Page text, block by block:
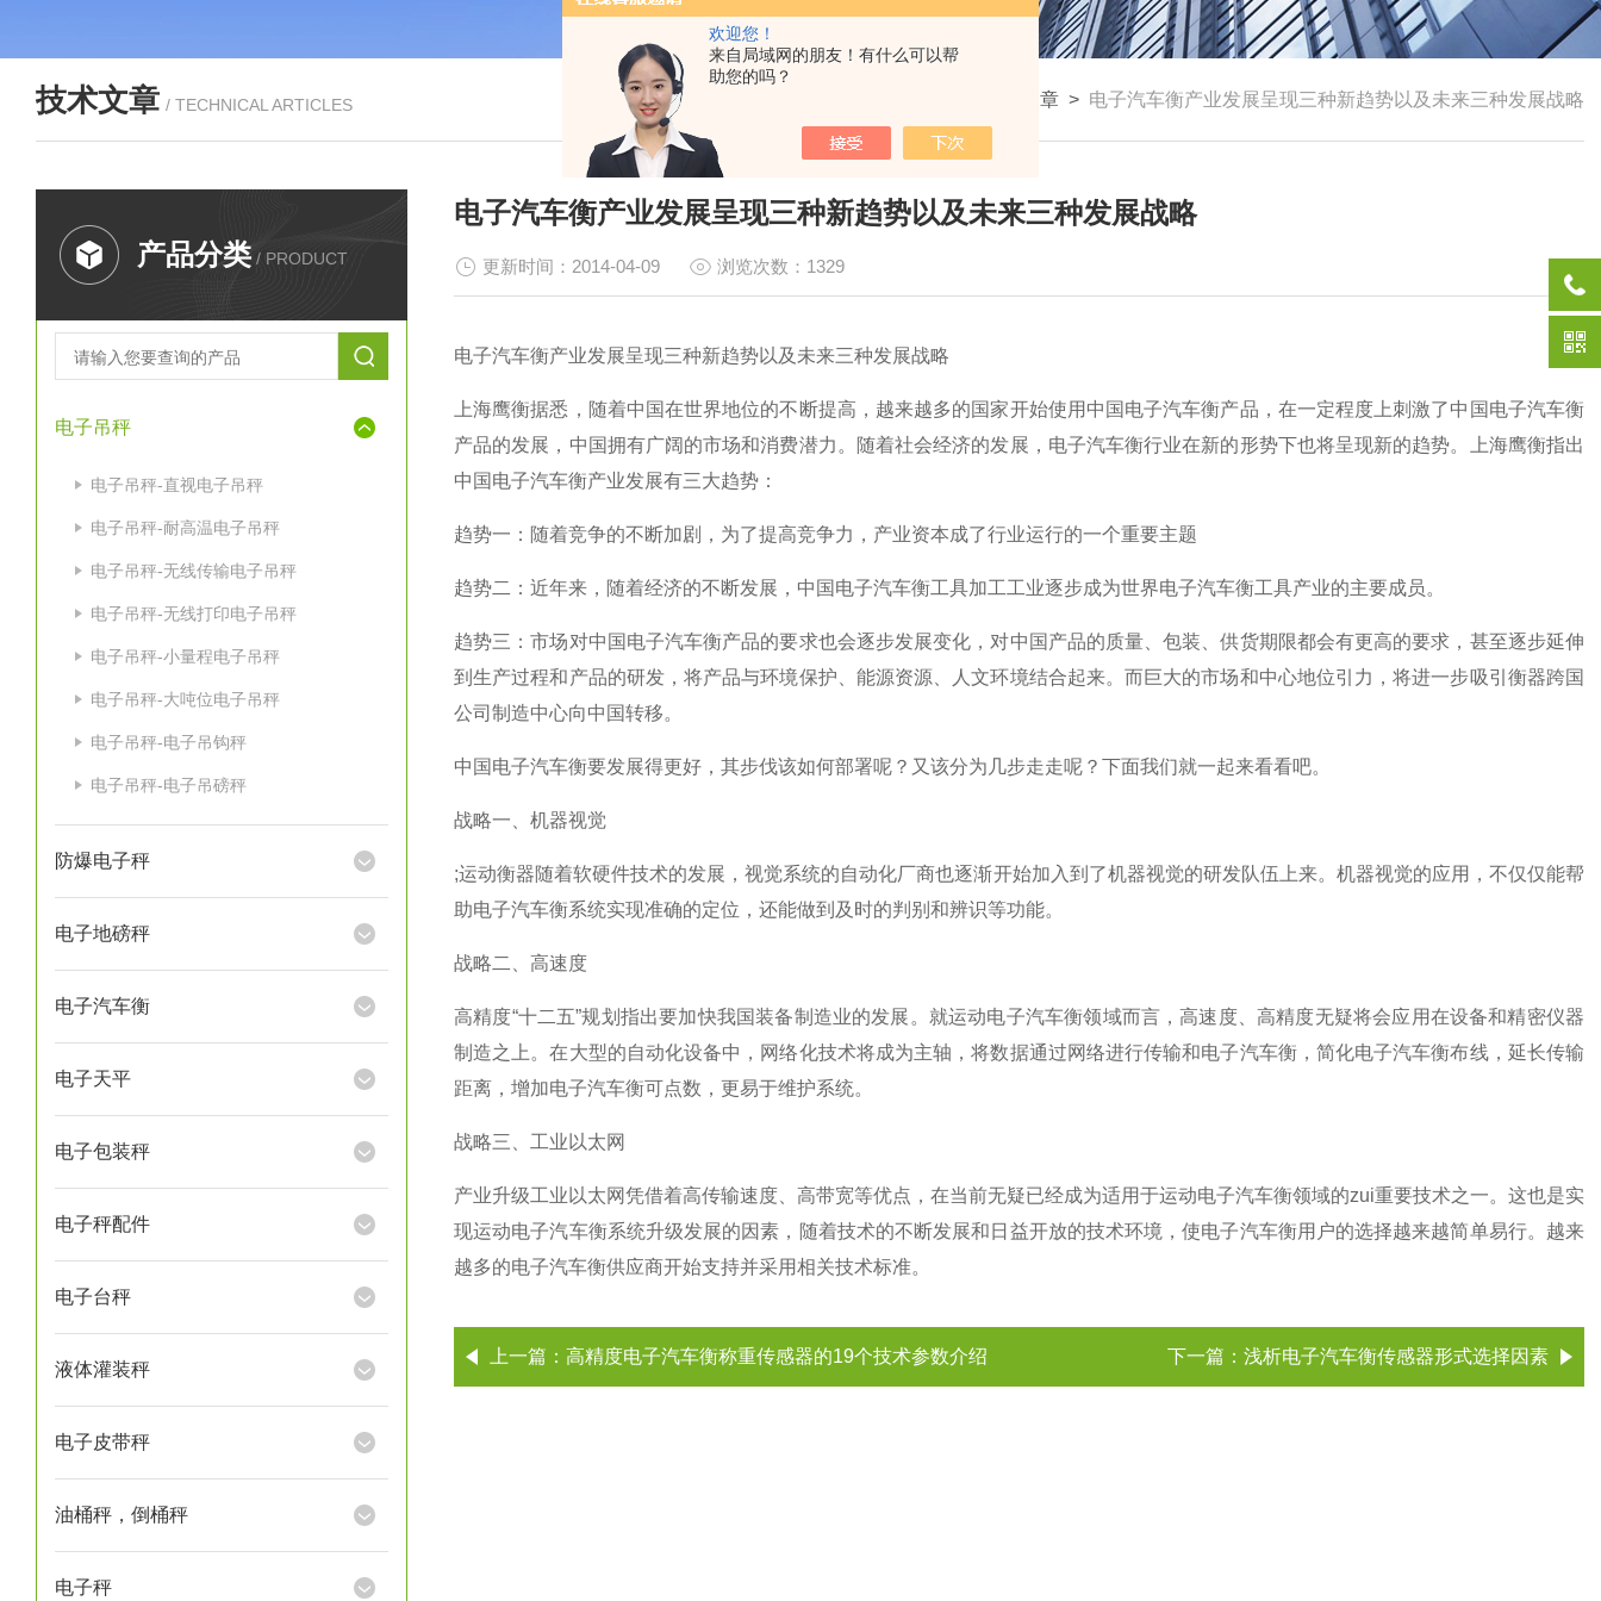
欢迎您！
来自局域网的朋友！有什么可以帮
助您的吗？
技术文章 / TECHNICAL ARTICLES 技术文章 > 电子汽车衡产业发展呈现三种新趋势以及未来三种发展战略
产品分类 / PRODUCT
电子吊秤
电子吊秤-直视电子吊秤
电子吊秤-耐高温电子吊秤
电子吊秤-无线传输电子吊秤
电子吊秤-无线打印电子吊秤
电子吊秤-小量程电子吊秤
电子吊秤-大吨位电子吊秤
电子吊秤-电子吊钩秤
电子吊秤-电子吊磅秤
防爆电子秤
电子地磅秤
电子汽车衡
电子天平
电子包装秤
电子秤配件
电子台秤
液体灌装秤
电子皮带秤
油桶秤，倒桶秤
电子秤
电子汽车衡产业发展呈现三种新趋势以及未来三种发展战略
更新时间：2014-04-09 浏览次数：1329
电子汽车衡产业发展呈现三种新趋势以及未来三种发展战略
上海鹰衡据悉，随着中国在世界地位的不断提高，越来越多的国家开始使用中国电子汽车衡产品，在一定程度上刺激了中国电子汽车衡
产品的发展，中国拥有广阔的市场和消费潜力。随着社会经济的发展，电子汽车衡行业在新的形势下也将呈现新的趋势。
上海鹰衡指出
中国 电子汽车衡产业发展有三大趋势：
趋势一：随着竞争的不断加剧，为了提高竞争力，产业资本成了行业运行的一个重要主题
趋势二：近年来，随着经济的不断发展，中国电子汽车衡工具加工工业逐步成为世界电子汽车衡工具产业的主要成员。
趋势三：市场对中国电子汽车衡产品的要求也会逐步发展变化，对中国产品的质量、包装、供货期限都会有更高的要求，甚至逐步延伸
到生产过程和产品的研发，将产品与环境保护、能源资源、人文环境结合起来。而巨大的市场和中心地位引力，将进一步吸引衡器跨国
公司制造中心向中国转移。
中国电子汽车衡要发展得更好，其步伐该如何部署呢？又该分为几步走走呢？下面我们就一起来看看吧。
战略一、机器视觉
;运动衡器随着软硬件技术的发展，视觉系统的自动化厂商也逐渐开始加入到了机器视觉的研发队伍上来。机器视觉的应用，不仅仅能帮
助电子汽车衡系统实现准确的定位，还能做到及时的判别和辨识等功能。
战略二、高速度
高精度“十二五”规划指出要加快我国装备制造业的发展。就运动电子汽车衡领域而言，高速度、高精度无疑将会应用在设备和精密仪器
制造之上。在大型的自动化设备中，网络化技术将成为主轴，将数据通过网络进行传输和电子汽车衡，简化电子汽车衡布线，延长传输
距离，增加电子汽车衡可点数，更易于维护系统。
战略三、工业以太网
产业升级工业以太网凭借着高传输速度、高带宽等优点，在当前无疑已经成为适用于运动电子汽车衡领域的zui重要技术之一。这也是实
现运动电子汽车衡系统升级发展的因素，随着技术的不断发展和日益开放的技术环境，使电子汽车衡用户的选择越来越简单易行。越来
越多的电子汽车衡供应商开始支持并采用相关技术标准。
上一篇： 高精度电子汽车衡称重传感器的19个技术参数介绍 下一篇： 浅析电子汽车衡传感器形式选择因素